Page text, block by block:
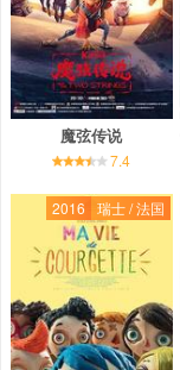
魔弦传说
7.4
2016 瑞士 / 法国